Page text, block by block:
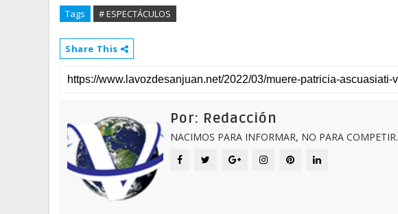
Tags # ESPECTÁCULOS
Share This
Por: Redacción
NACIMOS PARA INFORMAR, NO PARA COMPETIR.